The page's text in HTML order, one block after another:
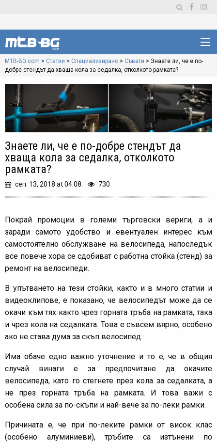
MTB-BG.com > Статии > Специализирано > Съвети > Знаете ли, че е по-
добре стендът да хваща кола за седалка, отколкото рамката?
Знаете ли, че е по-добре стендът да
хваща кола за седалка, отколкото
рамката?
сеп. 13, 2018 at 04:08. 730
Покрай промоции в големи търговски вериги, а и
заради самото удобство и евентуален интерес към
самостоятелно обслужване на велосипеда, напоследък
все повече хора се сдобиват с работна стойка (стенд) за
ремонт на велосипеди.
В упътването на тези стойки, както и в много статии и
видеоклипове, е показано, че велосипедът може да се
окачи към тях както чрез горната тръба на рамката, така
и чрез кола на седалката. Това е съвсем вярно, особено
ако не става дума за скъп велосипед.
Има обаче едно важно уточнение и то е, че в общия
случай винаги е за предпочитане да окачите
велосипеда, като го стегнете през кола за седалката, а
не през горната тръба на рамката. И това важи с
особена сила за по-скъпи и най-вече за по-леки рамки.
Причината е, че при по-леките рамки от висок клас
(особено алуминиеви), тръбите са изтънени по